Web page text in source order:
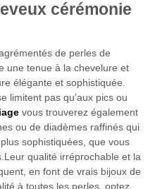
cérémonie
de perles de
une tenue à la chevelure et
élégante et sophistiquée.
limitent pas qu’aux pics ou
vous trouverez également
ou de diadèmes raffinés qui
sophistiquées, que vous
qualité irréprochable et la
en font de vrais bijoux de
à toutes les perles, optez